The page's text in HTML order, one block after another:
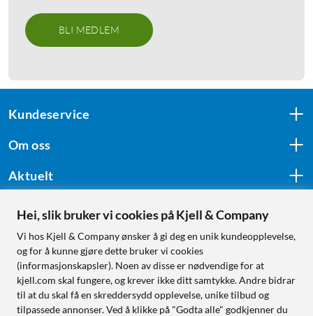
BLI MEDLEM
Kundeservice
Om oss
Aktuelt
Følg oss
Handle fra:
Sverige
Hei, slik bruker vi cookies på Kjell & Company
Vi hos Kjell & Company ønsker å gi deg en unik kundeopplevelse,
og for å kunne gjøre dette bruker vi cookies
(informasjonskapsler). Noen av disse er nødvendige for at
kjell.com skal fungere, og krever ikke ditt samtykke. Andre bidrar
til at du skal få en skreddersydd opplevelse, unike tilbud og
tilpassede annonser. Ved å klikke på "Godta alle" godkjenner du